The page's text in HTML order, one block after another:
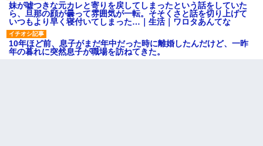
妹が嘘つきな元カレと寄りを戻してしまったという話をしていた
ら、旦那の顔が曇って雰囲気が一転。そそくさと話を切り上げて
いつもより早く寝付いてしまった…｜生活｜ワロタあんてな
10年ほど前、息子がまだ年中だった時に離婚したんだけど、一昨
年の暮れに突然息子が職場を訪ねてきた。